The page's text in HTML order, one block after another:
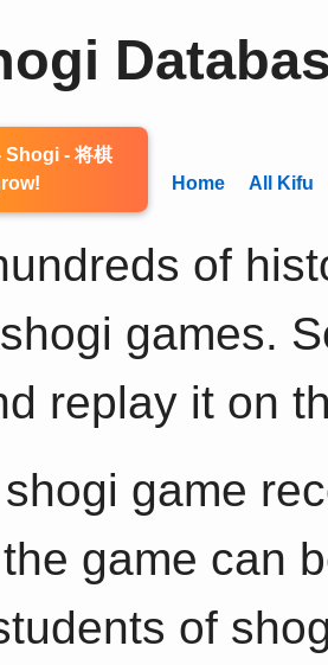
- 将棋
Home All Kifu
of
games.
replay it on
game
game can
of